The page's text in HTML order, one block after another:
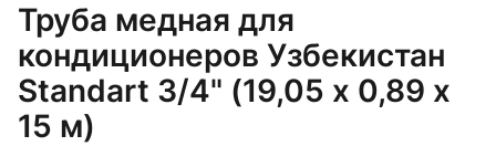
Труба медная для
кондиционеров Узбекистан
Standart 3/4" (19,05 х 0,89 х
15 м)